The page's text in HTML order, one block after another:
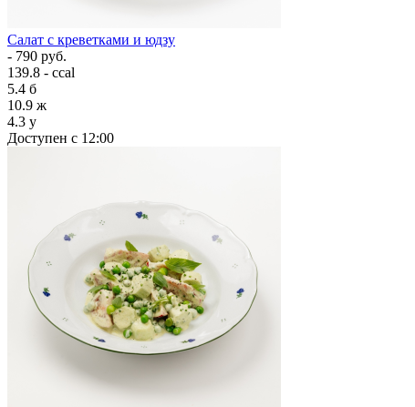
Салат с креветками и юдзу
- 790 руб.
139.8 - ccal
5.4 б
10.9 ж
4.3 у
Доступен с 12:00